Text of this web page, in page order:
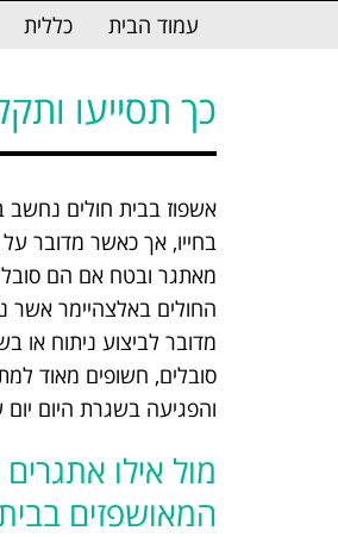
עמוד הבית כללית
כך תסייעו
אשפוז בבית חולים
בחייו, אך כאשר מדובר על
מאתגר ובטח אם הם
החולים באלצהיימר אשר
מדובר לביצוע ניתוח
סובלים, חשופים מאוד
והפגיעה בשגרת היום
מול אילו
המאושפזים